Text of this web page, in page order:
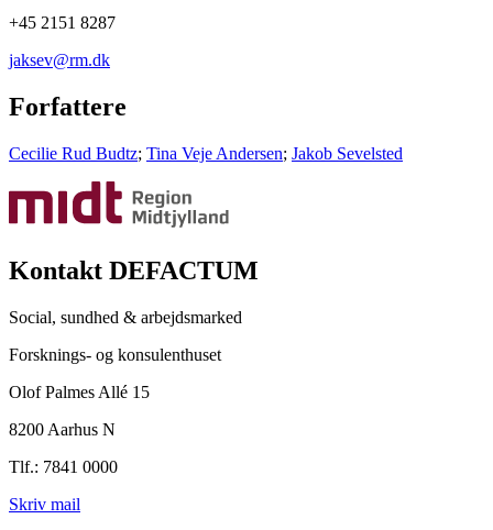
+45 2151 8287
jaksev@rm.dk
Forfattere
Cecilie Rud Budtz; Tina Veje Andersen; Jakob Sevelsted
Kontakt DEFACTUM
Social, sundhed & arbejdsmarked
Forsknings- og konsulenthuset
Olof Palmes Allé 15
8200 Aarhus N
Tlf.: 7841 0000
Skriv mail